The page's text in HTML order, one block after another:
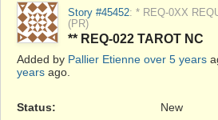
Story #45452: * REQ-0XX
(PR)
** REQ-022 TAROT NC
Added by Pallier Etienne over 5 years
years ago.
Status:
New